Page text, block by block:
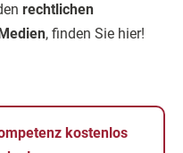
rechtlichen
, finden Sie hier!
kostenlos